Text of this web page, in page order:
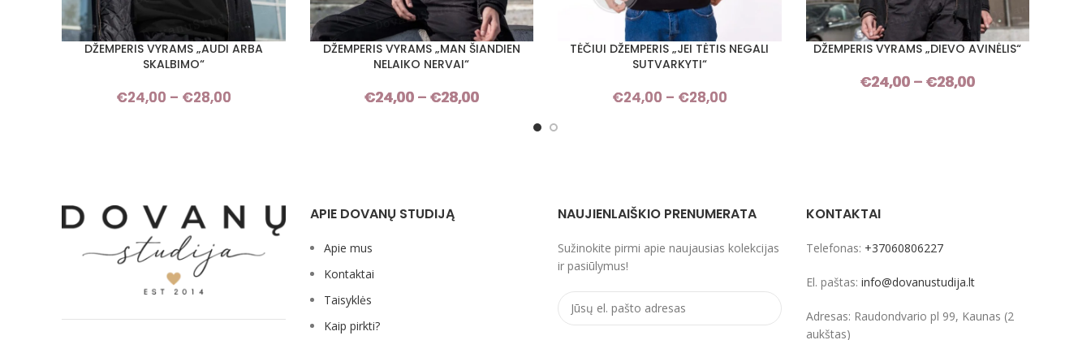
PASIRINKTI SAVYBES
DŽEMPERIS VYRAMS „AUDI ARBA
SKALBIMO“
€24,00 – €28,00
PASIRINKTI SAVYBES
DŽEMPERIS VYRAMS „MAN ŠIANDIEN
NELAIKO NERVAI“
€24,00 – €28,00
€24,00
PASIRINKTI SAVYBES
TĖČIUI DŽEMPERIS „JEI TĖTIS NEGALI
SUTVARKYTI“
€24,00 – €28,00
PASIRINKTI SAVYBES
DŽEMPERIS VYRAMS „DIEVO AVINĖLIS“
€24,00 – €28,00
APIE DOVANŲ STUDIJĄ
Apie mus
Kontaktai
Taisyklės
Kaip pirkti?
NAUJIENLAIŠKIO PRENUMERATA
Sužinokite pirmi apie naujausias kolekcijas
ir pasiūlymus!
KONTAKTAI
Telefonas: +37060806227
El. paštas: info@dovanustudija.lt
Adresas: Raudondvario pl 99, Kaunas (2
aukštas)